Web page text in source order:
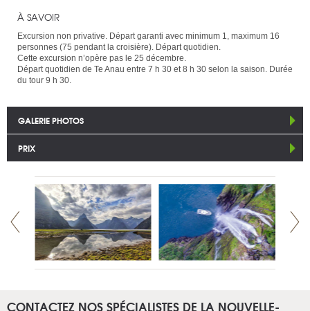
À SAVOIR
Excursion non privative. Départ garanti avec minimum 1, maximum 16
personnes (75 pendant la croisière). Départ quotidien.
Cette excursion n’opère pas le 25 décembre.
Départ quotidien de Te Anau entre 7 h 30 et 8 h 30 selon la saison. Durée
du tour 9 h 30.
GALERIE PHOTOS
PRIX
CONTACTEZ NOS SPÉCIALISTES DE LA NOUVELLE-